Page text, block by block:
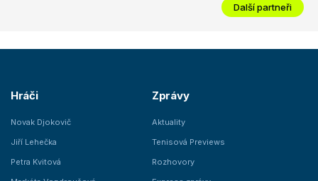
Další partneři
Hráči
Novak Djokovič
Jiří Lehečka
Petra Kvitová
Zprávy
Aktuality
Tenisová Previews
Rozhovory